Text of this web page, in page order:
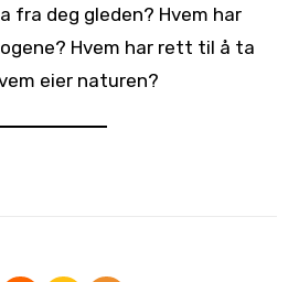
fra deg gleden? Hvem har
Hvem har rett til å ta
eier naturen?